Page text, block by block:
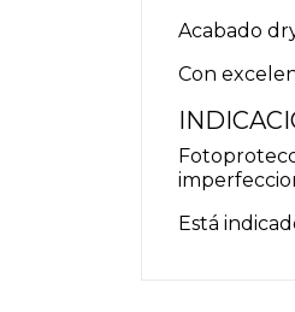
Acabado
Con
Está